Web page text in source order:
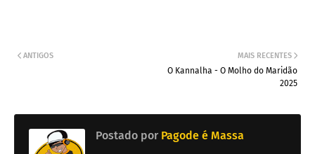
MAIS RECENTES
O Kannalha - O Molho do Maridão
2025
ANTIGOS
Postado por Pagode é Massa